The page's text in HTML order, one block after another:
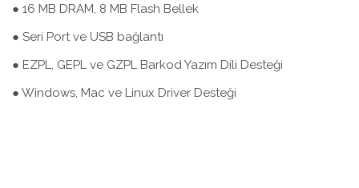
● 16 MB DRAM, 8 MB Flash Bellek
● Seri Port ve USB bağlantı
● EZPL, GEPL ve GZPL Barkod Yazım Dili Desteği
● Windows, Mac ve Linux Driver Desteği